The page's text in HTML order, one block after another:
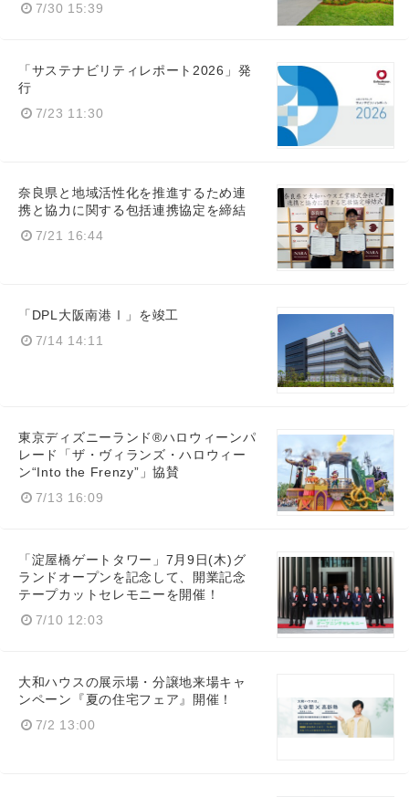
7/30 15:39
「サステナビリティレポート2026」発
行
7/23 11:30
奈良県と地域活性化を推進するため連
携と協力に関する包括連携協定を締結
7/21 16:44
「DPL大阪南港Ⅰ」を竣工
7/14 14:11
東京ディズニーランド®ハロウィーンパ
レード「ザ・ヴィランズ・ハロウィー
ン“Into the Frenzy”」協賛
7/13 16:09
「淀屋橋ゲートタワー」7月9日(木)グ
ランドオープンを記念して、開業記念
テープカットセレモニーを開催！
7/10 12:03
大和ハウスの展示場・分譲地来場キャ
ンペーン『夏の住宅フェア』開催！
7/2 13:00